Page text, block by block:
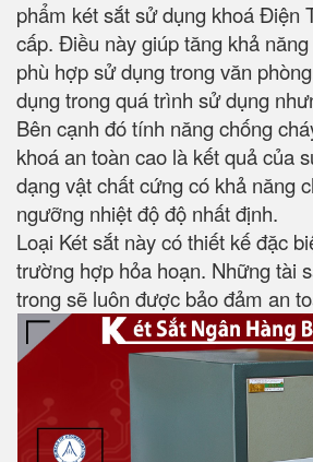
phẩm két sắt sử dụng khoá Điện
cấp. Điều này giúp tăng khả
phù hợp sử dụng trong văn
dụng trong quá trình sử dụng
Bên cạnh đó tính năng chống
khoá an toàn cao là kết quả của
dạng vật chất cứng có khả năng
ngưỡng nhiệt độ độ nhất định.
Loại Két sắt này có thiết kế đặc
trường hợp hỏa hoạn. Những tài
trong sẽ luôn được bảo đảm an